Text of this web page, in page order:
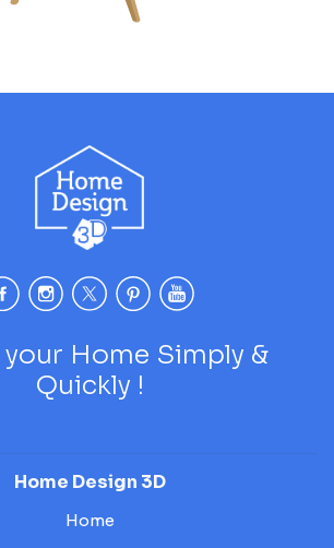
Home Simply &
Quickly !
Home Design 3D
Home